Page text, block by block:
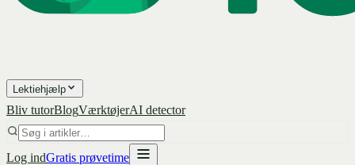
Lektiehjælp
Bliv tutorBlogVærktøjerAI detector
Log indGratis prøvetime